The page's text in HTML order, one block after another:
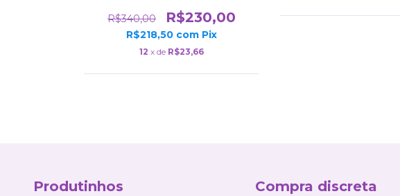
R$340,00
R$230,00
R$218,50 com Pix
12 x de R$23,66
Produtinhos Compra discreta